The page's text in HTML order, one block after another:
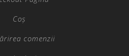
Coș
comenzii